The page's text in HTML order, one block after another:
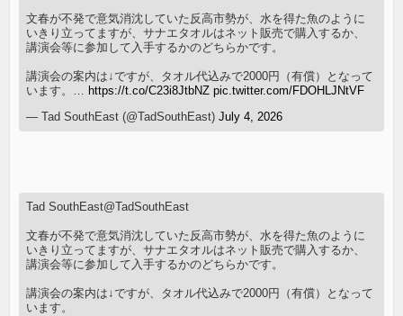
文春が不発で意気消沈していた反高市勢が、水を得た魚のように
いきり立ってますが、サナエタオルはネット販売で購入するか、
講演会等に参加して入手するかのどちらかです。
講演会の案内は↓ですが、タオル代込みで2000円（有償）となって
います。… https://t.co/C23i8JtbNZ pic.twitter.com/FDOHLJNtVF
— Tad SouthEast (@TadSouthEast)July 4, 2026
Tad SouthEast@TadSouthEast
文春が不発で意気消沈していた反高市勢が、水を得た魚のように
いきり立ってますが、サナエタオルはネット販売で購入するか、
講演会等に参加して入手するかのどちらかです。
講演会の案内は↓ですが、タオル代込みで2000円（有償）となって
います。